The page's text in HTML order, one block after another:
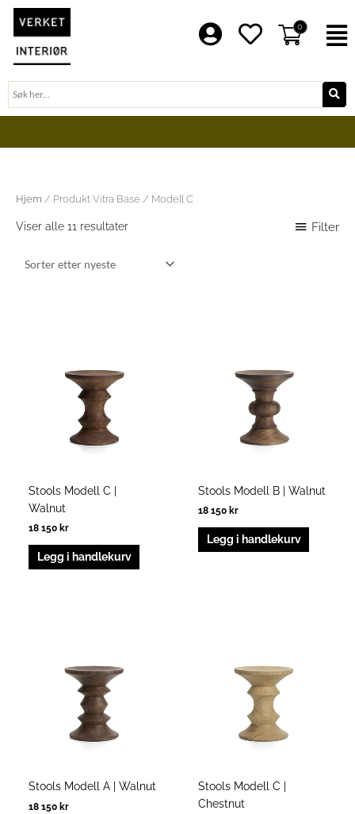
Hopp
innholdet
Søk
0
Hjem / Produkt Vitra Base / Modell C
Viser alle 11 resultater
Sortert
etter
Filter
Stools Modell C |
Walnut
18 150 kr
Legg i handlekurv
Stools Modell B | Walnut
18 150 kr
Legg i handlekurv
Stools Modell A | Walnut
18 150 kr
Stools Modell C |
Chestnut